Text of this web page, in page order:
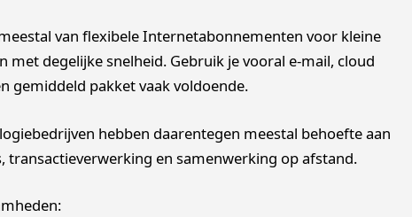
van flexibele Internetabonnementen voor kleine
degelijke snelheid. Gebruik je vooral e-mail, cloud
gemiddeld pakket vaak voldoende.
hebben daarentegen meestal behoefte aan
transactieverwerking en samenwerking op afstand.